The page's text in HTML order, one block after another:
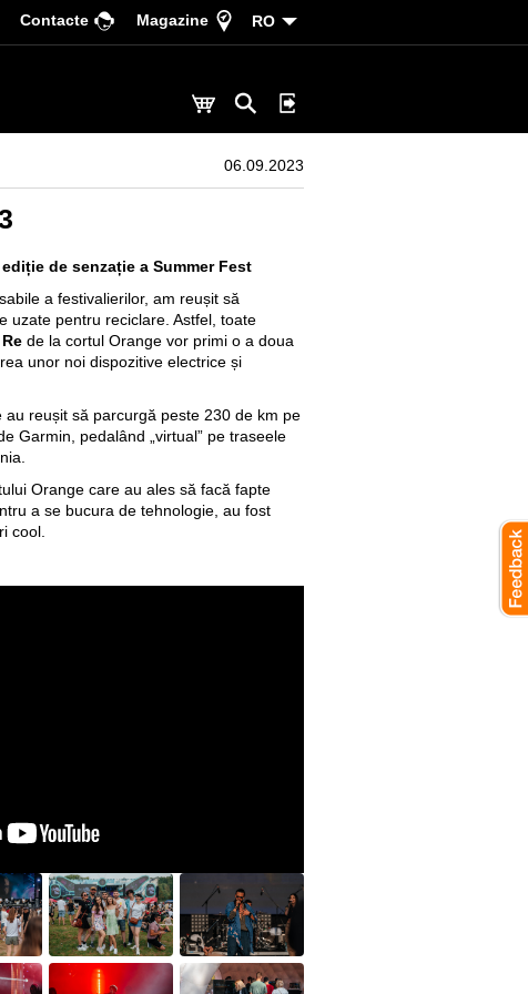
Сontacte Magazine RO
06.09.2023
de senzație a Summer Fest
a festivalierilor, am reușit să
uzate pentru reciclare. Astfel, toate
Re de la cortul Orange vor primi o a doua
unor noi dispozitive electrice și
au reușit să parcurgă peste 230 de km pe
Garmin, pedalând „virtual” pe traseele
Orange care au ales să facă fapte
a se bucura de tehnologie, au fost
cool.